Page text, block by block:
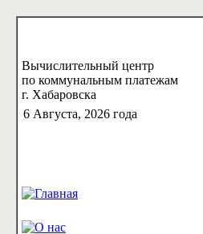
Вычислительный центр
по коммунальным платежам
г. Хабаровска
6 Августа, 2026 года